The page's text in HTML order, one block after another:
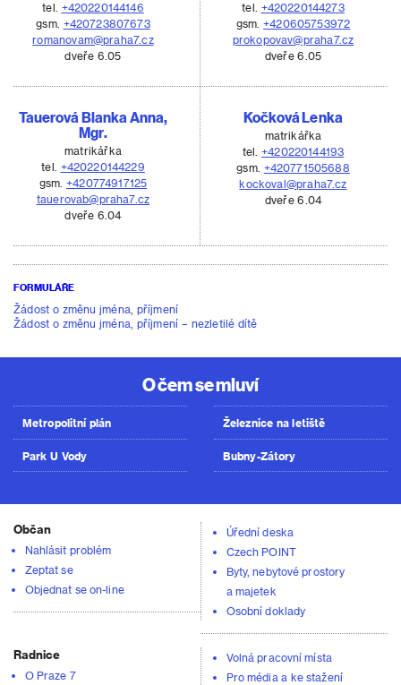
tel. +420220144146
gsm. +420723807673
romanovam@praha7.cz
dveře 6.05
tel. +420220144273
gsm. +420605753972
prokopovav@praha7.cz
dveře 6.05
Tauerová Blanka Anna,
Mgr.
matrikářka
tel. +420220144229
gsm. +420774917125
tauerovab@praha7.cz
dveře 6.04
Kočková Lenka
matrikářka
tel. +420220144193
gsm. +420771505688
kockoval@praha7.cz
dveře 6.04
FORMULÁŘE
Žádost o změnu jména, příjmení
Žádost o změnu jména, příjmení – nezletilé dítě
O čem se mluví
Metropolitní plán
Park U Vody
Železnice na letiště
Bubny-Zátory
Občan
Nahlásit problém
Zeptat se
Objednat se on-line
Úřední deska
Czech POINT
Byty, nebytové prostory
a majetek
Osobní doklady
Radnice
O Praze 7
Volná pracovní místa
Pro média a ke stažení